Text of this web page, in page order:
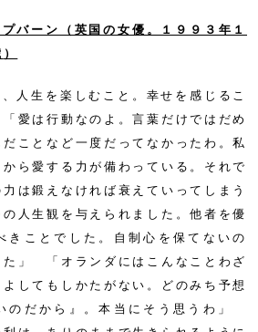
バーン（英国の女優。１９９３年１
）
人生を楽しむこと。幸せを感じるこ
愛は行動なのよ。言葉だけではだめ
ことなど一度だってなかったわ。私
ら愛する力が備わっている。それで
は鍛えなければ衰えていってしまう
人生観を与えられました。他者を優
きことでした。自制心を保てないの
た」 「オランダにはこんなことわざ
してもしかたがない。どのみち予想
のだから』。本当にそう思うわ」